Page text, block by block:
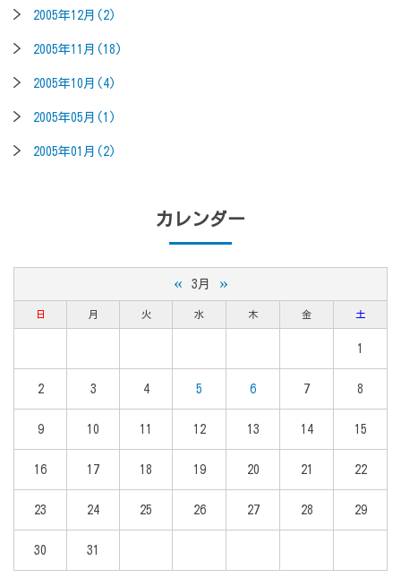
2005年12月(2)
2005年11月(18)
2005年10月(4)
2005年05月(1)
2005年01月(2)
カレンダー
« 3月 »
日 月 火 水 木 金 土
1
2 3 4 5 6 7 8
9 10 11 12 13 14 15
16 17 18 19 20 21 22
23 24 25 26 27 28 29
30 31